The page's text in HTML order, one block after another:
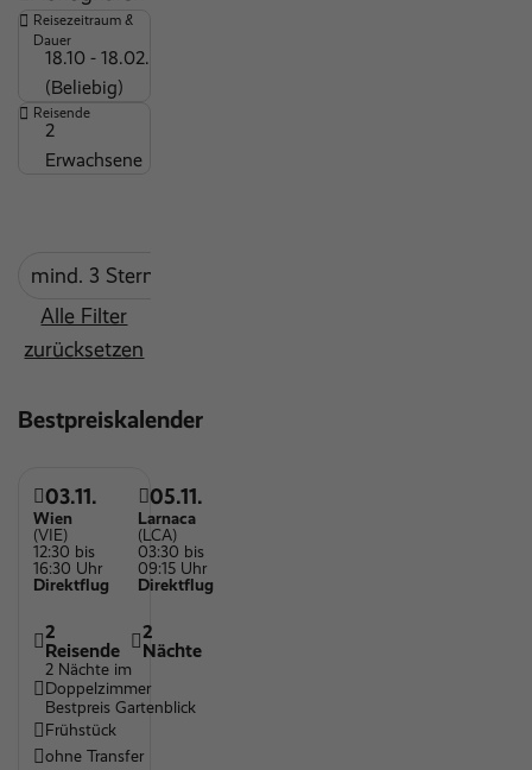
Wäscheservice
Massagen und Körperbehandlungen
Maxiclub (7-12 Jahre)
Tennisplatz
Wellnessbereich
Parkplätze
Kinderspielplatz
Kinderpool
Restaurant
Kids' Sport
WLAN
Reisezeitraum &
Dauer
18.10 - 18.02.
(Beliebig)
Reisende
2
Erwachsene
mind. 3 Sterne
Alle Filter
zurücksetzen
Bestpreiskalender
03.11.
Wien
(VIE)
12:30 bis
16:30 Uhr
Direktflug
05.11.
Larnaca
(LCA)
03:30 bis
09:15 Uhr
Direktflug
2
Reisende
2
Nächte
2 Nächte im
Doppelzimmer
Bestpreis Gartenblick
Frühstück
ohne Transfer